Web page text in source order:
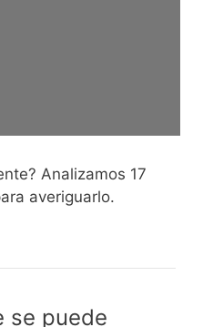
Analizamos 17
averiguarlo.
se puede